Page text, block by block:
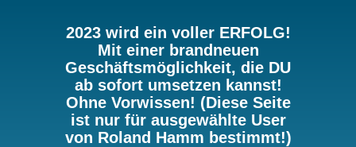
2023 wird ein voller ERFOLG!
Mit einer brandneuen
Geschäftsmöglichkeit, die DU
ab sofort umsetzen kannst!
Ohne Vorwissen! (Diese Seite
ist nur für ausgewählte User
von Roland Hamm bestimmt!)